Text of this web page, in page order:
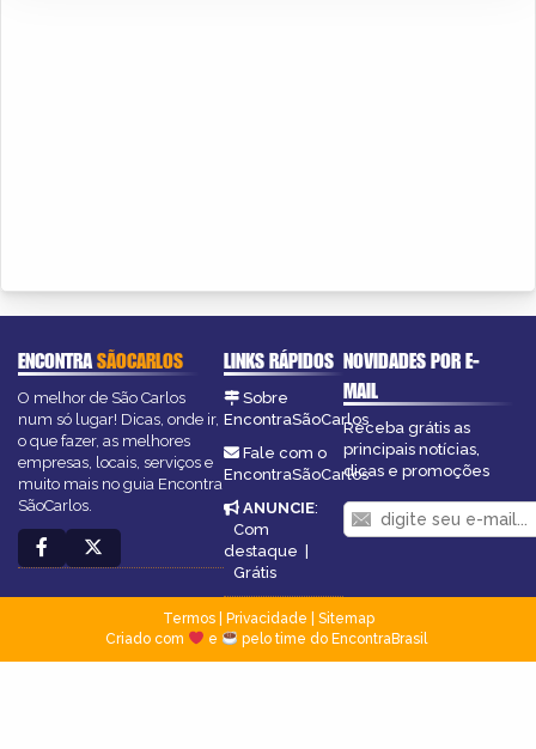
ENCONTRASÃOCARLOS
O melhor de São Carlos
num só lugar! Dicas, onde ir,
o que fazer, as melhores
empresas, locais, serviços e
muito mais no guia Encontra
SãoCarlos.
LINKS RÁPIDOS
Sobre
EncontraSãoCarlos
Fale com o
EncontraSãoCarlos
ANUNCIE:
Com
destaque |
Grátis
NOVIDADES POR E-
MAIL
Receba grátis as
principais notícias,
dicas e promoções
Termos| Privacidade
Sitemap
Criado com
e pelo time do EncontraBrasil